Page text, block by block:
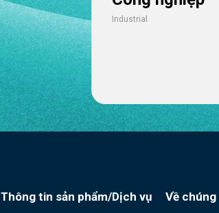
Industrial
Thông tin sản phẩm/Dịch vụ Về